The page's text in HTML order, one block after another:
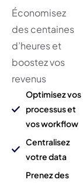
Économisez
des centaines
d’heures et
boostez vos
revenus
Optimisez vos
processus et
vos workflow
Centralisez
votre data
Prenez des